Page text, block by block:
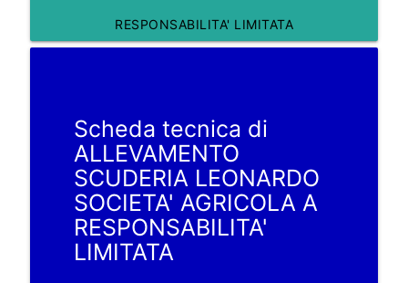
RESPONSABILITA' LIMITATA
Scheda tecnica di
ALLEVAMENTO
SCUDERIA LEONARDO
SOCIETA' AGRICOLA A
RESPONSABILITA'
LIMITATA